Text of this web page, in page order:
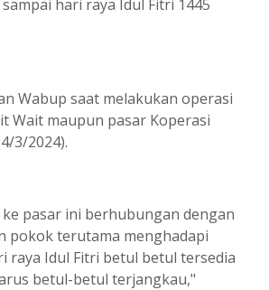
hari raya Idul Fitri 1445
Wabup saat melakukan operasi
Wait maupun pasar Koperasi
3/2024).
pasar ini berhubungan dengan
pokok terutama menghadapi
raya Idul Fitri betul betul tersedia
betul-betul terjangkau,"